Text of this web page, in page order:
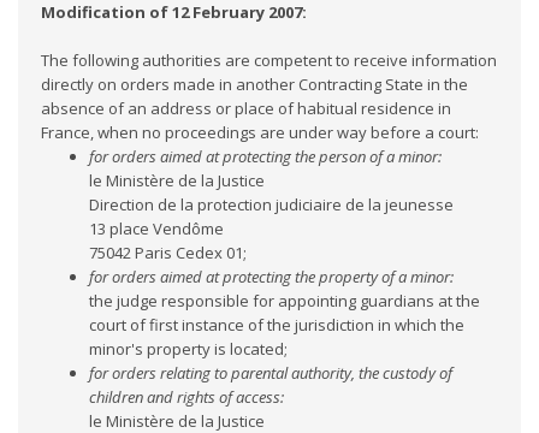
Modification of 12 February 2007:
The following authorities are competent to receive information
directly on orders made in another Contracting State in the
absence of an address or place of habitual residence in
France, when no proceedings are under way before a court:
for orders aimed at protecting the person of a minor:
le Ministère de la Justice
Direction de la protection judiciaire de la jeunesse
13 place Vendôme
75042 Paris Cedex 01;
for orders aimed at protecting the property of a minor:
the judge responsible for appointing guardians at the
court of first instance of the jurisdiction in which the
minor's property is located;
for orders relating to parental authority, the custody of
children and rights of access:
le Ministère de la Justice